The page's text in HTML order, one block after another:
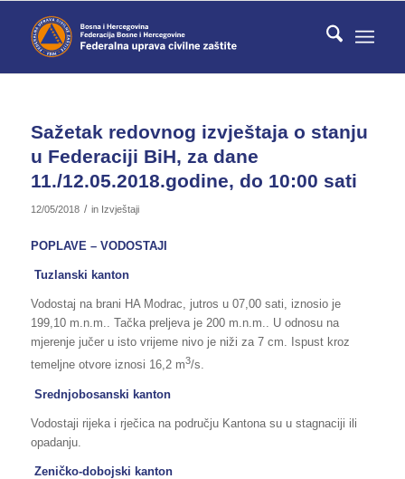
Sažetak redovnog izvještaja o stanju
u Federaciji BiH, za dane
11./12.05.2018.godine, do 10:00 sati
12/05/2018 / in Izvještaji
POPLAVE – VODOSTAJI
Tuzlanski kanton
Vodostaj na brani HA Modrac, jutros u 07,00 sati, iznosio je
199,10 m.n.m.. Tačka preljeva je 200 m.n.m.. U odnosu na
mjerenje jučer u isto vrijeme nivo je niži za 7 cm. Ispust kroz
temeljne otvore iznosi 16,2 m3/s.
Srednjobosanski kanton
Vodostaji rijeka i rječica na području Kantona su u stagnaciji ili
opadanju.
Zeničko-dobojski kanton